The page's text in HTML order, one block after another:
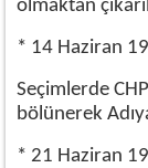
olmaktan
* 14 Haziran
Seçimlerde
bölünerek
* 21 Haziran